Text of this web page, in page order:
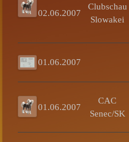
02.06.2007
Clubschau
Slowakei
01.06.2007
01.06.2007
CAC
Senec/SK